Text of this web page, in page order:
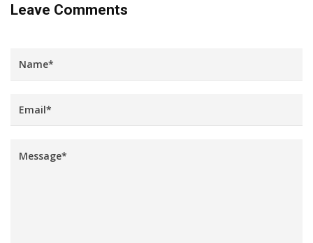
Leave Comments